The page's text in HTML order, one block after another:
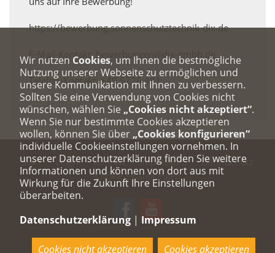
https://bewerbung.sonnenschutztechnik-dix.de
E-Mail-Kontakt: bewerbungen@dix-gmbh.de
Telefon-Kontakt: +49 5226 481
Start Login Kontakt Impressum
Datenschutz
Cookie-Einstellungen
Wir nutzen Cookies, um Ihnen die bestmögliche
Nutzung unserer Webseite zu ermöglichen und
unsere Kommunikation mit Ihnen zu verbessern.
Sollten Sie eine Verwendung von Cookies nicht
wünschen, wählen Sie „Cookies nicht akzeptiert“.
Wenn Sie nur bestimmte Cookies akzeptieren
wollen, können Sie über „Cookies konfigurieren“
individuelle Cookieeinstellungen vornehmen. In
unserer Datenschutzerklärung finden Sie weitere
Informationen und können von dort aus mit
Wirkung für die Zukunft Ihre Einstellungen
überarbeiten.
Datenschutzerklärung | Impressum
Cookies nicht akzeptieren Cookies akzeptieren